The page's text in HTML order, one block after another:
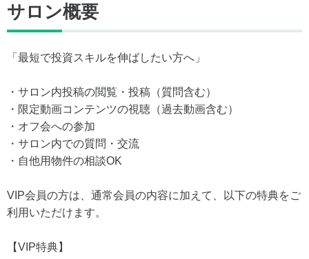
サロン概要
「最短で投資スキルを伸ばしたい方へ」
・サロン内投稿の閲覧・投稿（質問含む）
・限定動画コンテンツの視聴（過去動画含む）
・オフ会への参加
・サロン内での質問・交流
・自他用物件の相談OK
VIP会員の方は、通常会員の内容に加えて、以下の特典をご
利用いただけます。
【VIP特典】